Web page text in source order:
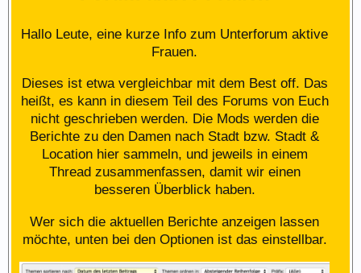
Hallo Leute, eine kurze Info zum Unterforum aktive
Frauen.
Dieses ist etwa vergleichbar mit dem Best off. Das
heißt, es kann in diesem Teil des Forums von Euch
nicht geschrieben werden. Die Mods werden die
Berichte zu den Damen nach Stadt bzw. Stadt &
Location hier sammeln, und jeweils in einem
Thread zusammenfassen, damit wir einen
besseren Überblick haben.
Wer sich die aktuellen Berichte anzeigen lassen
möchte, unten bei den Optionen ist das einstellbar.